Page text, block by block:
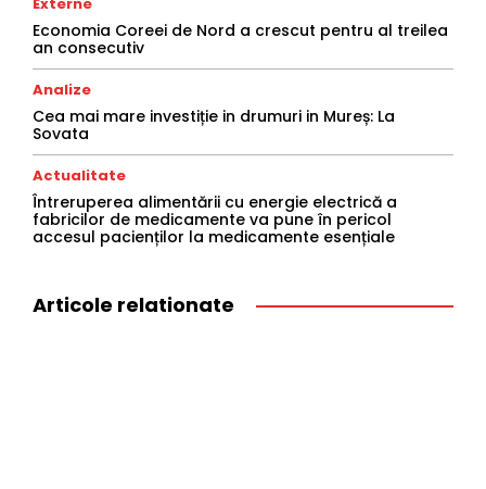
Economia Coreei de Nord a crescut pentru al treilea
an consecutiv
Analize
Cea mai mare investiție in drumuri in Mureș: La
Sovata
Actualitate
Întreruperea alimentării cu energie electrică a
fabricilor de medicamente va pune în pericol
accesul pacienților la medicamente esențiale
Articole relationate